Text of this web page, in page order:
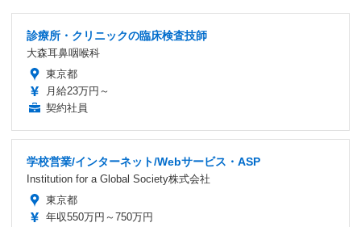
診療所・クリニックの臨床検査技師
大森耳鼻咽喉科
東京都
月給23万円～
契約社員
学校営業/インターネット/Webサービス・ASP
Institution for a Global Society株式会社
東京都
年収550万円～750万円